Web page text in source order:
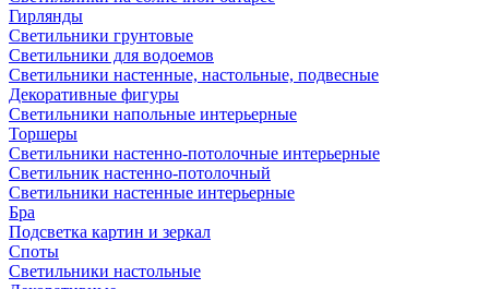
Гирлянды
Светильники грунтовые
Светильники для водоемов
Светильники настенные, настольные, подвесные
Декоративные фигуры
Светильники напольные интерьерные
Торшеры
Светильники настенно-потолочные интерьерные
Светильник настенно-потолочный
Светильники настенные интерьерные
Бра
Подсветка картин и зеркал
Споты
Светильники настольные